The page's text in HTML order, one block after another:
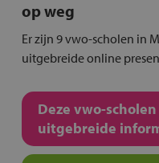
op weg
Er zijn 9 vwo-scholen in
uitgebreide online
Deze vwo-
uitgebreide